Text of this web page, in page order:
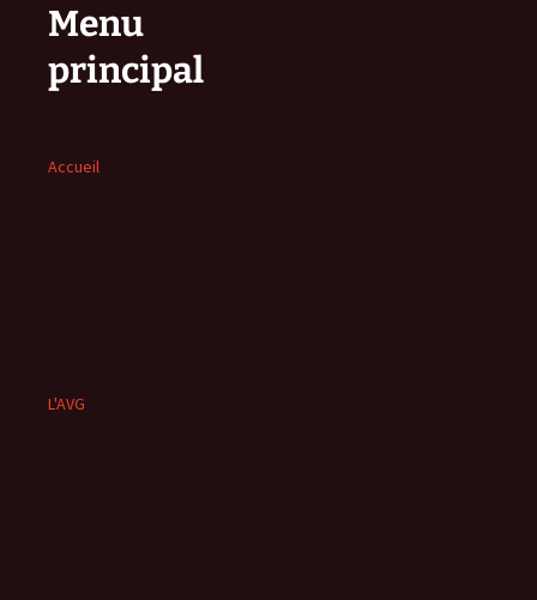
Menu
principal
Accueil
L'AVG